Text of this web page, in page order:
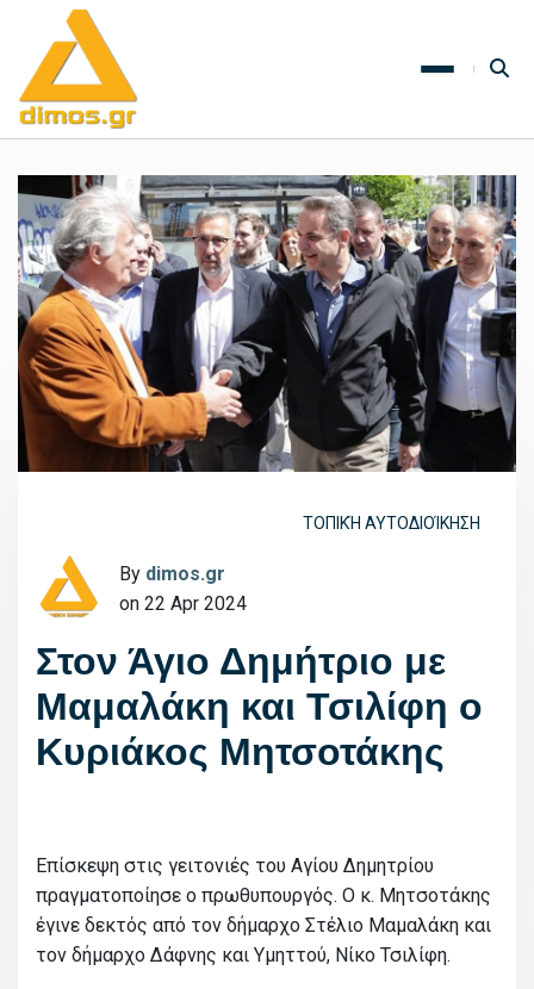
ΤΟΠΙΚΉ ΑΥΤΟΔΙΟΊΚΗΣΗ
By dimos.gr
on 22 Apr 2024
Στον Άγιο Δημήτριο με
Μαμαλάκη και Τσιλίφη ο
Κυριάκος Μητσοτάκης
Επίσκεψη στις γειτονιές του Αγίου Δημητρίου
πραγματοποίησε ο πρωθυπουργός. Ο κ. Μητσοτάκης
έγινε δεκτός από τον δήμαρχο Στέλιο Μαμαλάκη και
τον δήμαρχο Δάφνης και Υμηττού, Νίκο Τσιλίφη.